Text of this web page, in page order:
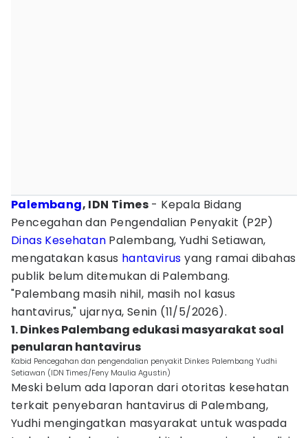
Palembang, IDN Times - Kepala Bidang
Pencegahan dan Pengendalian Penyakit (P2P)
Dinas Kesehatan Palembang, Yudhi Setiawan,
mengatakan kasus hantavirus yang ramai dibahas
publik belum ditemukan di Palembang.
"Palembang masih nihil, masih nol kasus
hantavirus," ujarnya, Senin (11/5/2026).
1. Dinkes Palembang edukasi masyarakat soal
penularan hantavirus
Kabid Pencegahan dan pengendalian penyakit Dinkes Palembang Yudhi
Setiawan (IDN Times/Feny Maulia Agustin)
Meski belum ada laporan dari otoritas kesehatan
terkait penyebaran hantavirus di Palembang,
Yudhi mengingatkan masyarakat untuk waspada